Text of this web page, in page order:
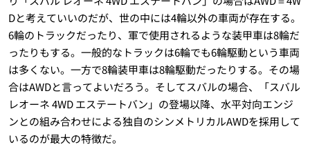
Dと考えていいのだが、世の中には4輪以外の車両が存在する。
6輪のトラックだったり、軍で使用されるような装甲車は8輪だ
ったりもする。一般的なトラックは6輪でも6輪駆動という車両
は多くない。一方で8輪装甲車は8輪駆動だったりする。その場
合はAWDと言ってよいだろう。そしてスバルの場合、「スバル
レオーネ 4WD エステートバン」の登場以降、水平対向エンジ
ンとの組み合わせによる独自のシンメトリカルAWDを採用して
いるのが最大の特徴だ。